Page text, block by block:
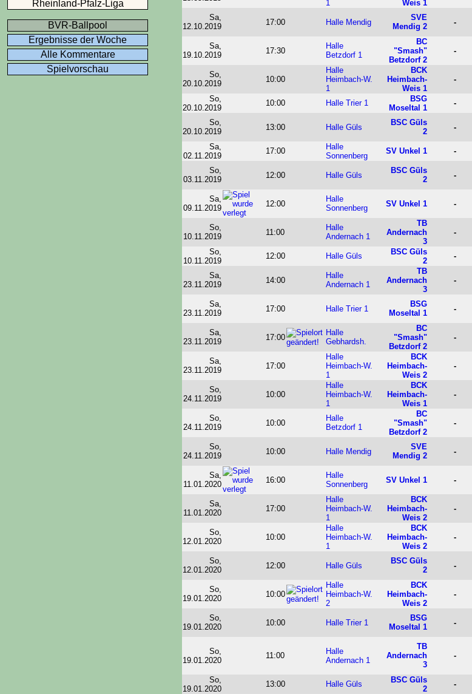
1
Weis 1
Sa,
12.10.2019
17:00 Halle Mendig
SVE
Mendig 2
-
Sa,
19.10.2019
17:30
Halle
Betzdorf 1
BC
"Smash"
Betzdorf 2
-
So,
20.10.2019
10:00
Halle
Heimbach-W.
1
BCK
Heimbach-
Weis 1
-
So,
20.10.2019
10:00 Halle Trier 1
BSG
Moseltal 1
-
So,
20.10.2019
13:00 Halle Güls
BSC Güls
2
-
Sa,
02.11.2019
17:00
Halle
Sonnenberg
SV Unkel 1 -
So,
03.11.2019
12:00 Halle Güls
BSC Güls
2
-
Sa,
09.11.2019
12:00
Halle
Sonnenberg
SV Unkel 1 -
So,
10.11.2019
11:00
Halle
Andernach 1
TB
Andernach
3
-
So,
10.11.2019
12:00 Halle Güls
BSC Güls
2
-
Sa,
23.11.2019
14:00
Halle
Andernach 1
TB
Andernach
3
-
Sa,
23.11.2019
17:00 Halle Trier 1
BSG
Moseltal 1
-
Sa,
23.11.2019
17:00
Halle
Gebhardsh.
BC
"Smash"
Betzdorf 2
-
Sa,
23.11.2019
17:00
Halle
Heimbach-W.
1
BCK
Heimbach-
Weis 2
-
So,
24.11.2019
10:00
Halle
Heimbach-W.
1
BCK
Heimbach-
Weis 1
-
So,
24.11.2019
10:00
Halle
Betzdorf 1
BC
"Smash"
Betzdorf 2
-
So,
24.11.2019
10:00 Halle Mendig
SVE
Mendig 2
-
Sa,
11.01.2020
16:00
Halle
Sonnenberg
SV Unkel 1 -
Sa,
11.01.2020
17:00
Halle
Heimbach-W.
1
BCK
Heimbach-
Weis 2
-
So,
12.01.2020
10:00
Halle
Heimbach-W.
1
BCK
Heimbach-
Weis 2
-
So,
12.01.2020
12:00 Halle Güls
BSC Güls
2
-
So,
19.01.2020
10:00
Halle
Heimbach-W.
2
BCK
Heimbach-
Weis 2
-
So,
19.01.2020
10:00 Halle Trier 1
BSG
Moseltal 1
-
So,
19.01.2020
11:00
Halle
Andernach 1
TB
Andernach
3
-
So,
19.01.2020
13:00 Halle Güls
BSC Güls
2
-
Rheinland-Pfalz-Liga
BVR-Ballpool
Ergebnisse der Woche
Alle Kommentare
Spielvorschau